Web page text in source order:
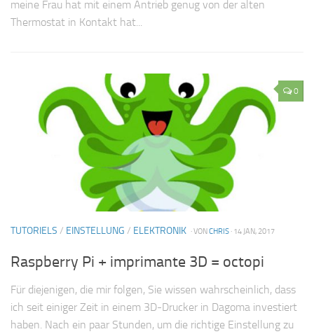
meine Frau hat mit einem Antrieb genug von der alten
Thermostat in Kontakt hat...
0
TUTORIELS / EINSTELLUNG / ELEKTRONIK · VONCHRIS · 14 JAN, 2017
Raspberry Pi + imprimante 3D = octopi
Für diejenigen, die mir folgen, Sie wissen wahrscheinlich, dass
ich seit einiger Zeit in einem 3D-Drucker in Dagoma investiert
haben. Nach ein paar Stunden, um die richtige Einstellung zu